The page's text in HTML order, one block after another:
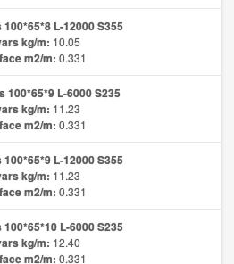
100*65*8 L-12000 S355
kg/m: 10.05
m2/m: 0.331
100*65*9 L-6000 S235
kg/m: 11.23
m2/m: 0.331
100*65*9 L-12000 S355
kg/m: 11.23
m2/m: 0.331
100*65*10 L-6000 S235
kg/m: 12.40
m2/m: 0.331